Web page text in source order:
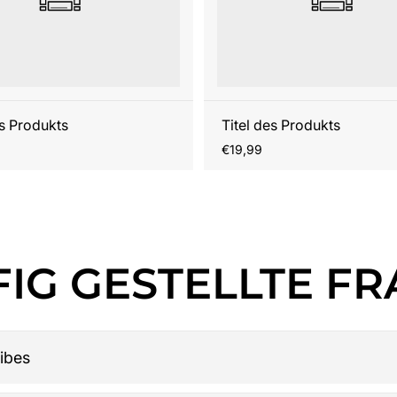
Produkts Titel des Produkts
Regulärer
€19,99
GESTELLTE